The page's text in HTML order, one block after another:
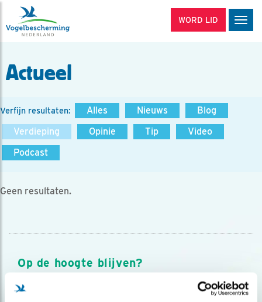
WORD LID
Actueel
Verfijn resultaten: Alles Nieuws
Blog
Verdieping
Opinie Tip
Video
Podcast
Geen resultaten.
Op de hoogte blijven?
Meld je aan en ontvang nieuws, inspiratie, acties en tips
over vogels en activiteiten van Vogelbescherming.